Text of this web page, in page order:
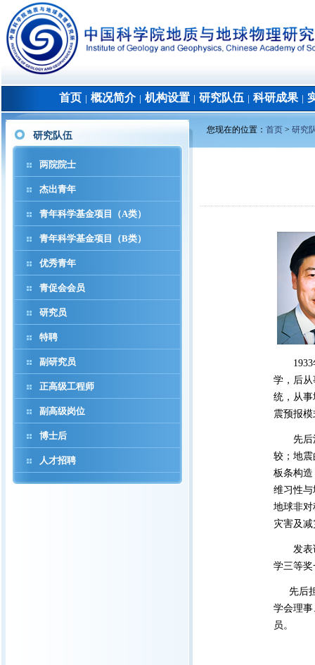
首页 概况简介│ 机构设置 研究队伍 科研成果│
研究队伍
两院院士
杰出青年
青年科学基金项目（A类）
青年科学基金项目（B类）
优秀青年
青促会会员
研究员
特聘
副研究员
正高级工程师
副高级岗位
博士后
人才招聘
您现在的位置： 首页 > 研究
1933年
学，后从
统，从
震预报
先后涉
较；地
板条构
维习性
地球非
灾害及
发表论
学三等
先后担
学会理
员。